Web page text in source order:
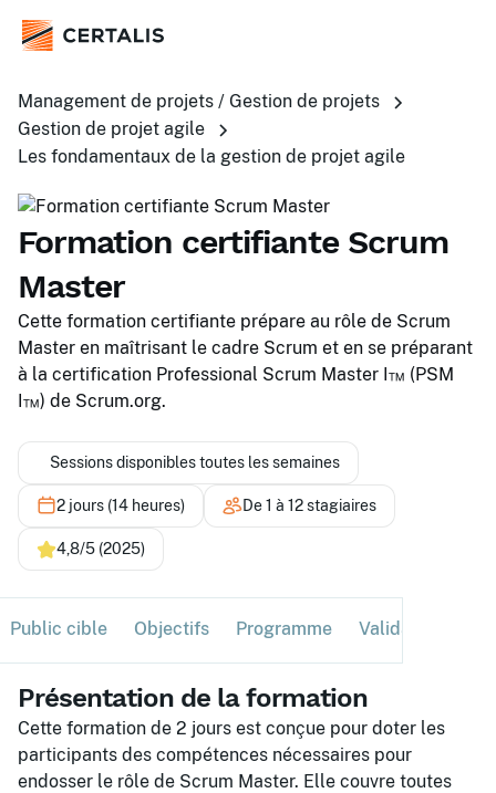
Management de projets / Gestion de projets
Gestion de projet agile
Les fondamentaux de la gestion de projet agile
Formation certifiante Scrum
Master
Cette formation certifiante prépare au rôle de Scrum
Master en maîtrisant le cadre Scrum et en se préparant
à la certification Professional Scrum Master I™ (PSM
I™) de Scrum.org.
Sessions disponibles toutes les semaines
2 jours (14 heures) De 1 à 12 stagiaires
4,8/5 (2025)
Public cible Objectifs Programme Validation
Présentation de la formation
Cette formation de 2 jours est conçue pour doter les
participants des compétences nécessaires pour
endosser le rôle de Scrum Master. Elle couvre toutes